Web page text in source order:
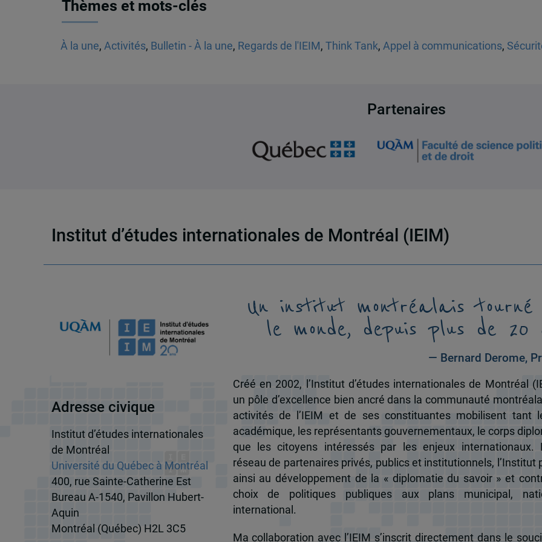
Thèmes et mots-clés
À la une, Activités, Bulletin - À la une, Regards de l'IEIM, Think Tank, Appel à communications,
Partenaires
Institut d’études internationales de Montréal (IEIM)
Adresse civique
Institut d’études internationales
de Montréal
Université du Québec à Montréal
400, rue Sainte-Catherine Est
Bureau A-1540, Pavillon Hubert-
Aquin
Montréal (Québec) H2L 3C5
Un institut montréalais tourné
le monde, depuis plus de 20
— Bernard Derome,
Créé en 2002, l’Institut d’études internationales de Montréal
un pôle d’excellence bien ancré dans la communauté
activités de l’IEIM et de ses constituantes mobilisent tant
académique, les représentants gouvernementaux, le corps
que les citoyens intéressés par les enjeux internationaux.
réseau de partenaires privés, publics et institutionnels, l’Institut
ainsi au développement de la « diplomatie du savoir » et
choix de politiques publiques aux plans municipal,
international.
Ma collaboration avec l’IEIM s’inscrit directement dans le